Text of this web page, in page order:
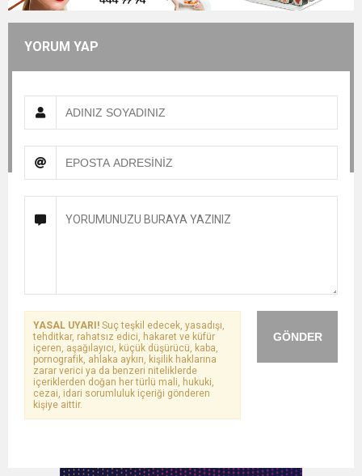
YORUM YAP
GÖNDER
YASAL UYARI! Suç teşkil edecek, yasadışı,
tehditkar, rahatsız edici, hakaret ve küfür
içeren, aşağılayıcı, küçük düşürücü, kaba,
pornografik, ahlaka aykırı, kişilik haklarına
zarar verici ya da benzeri niteliklerde
içeriklerden doğan her türlü mali, hukuki,
cezai, idari sorumluluk içeriği gönderen
kişiye aittir.